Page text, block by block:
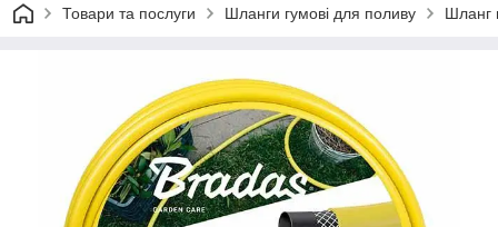
Товари та послуги Шланги гумові для поливу Шланг